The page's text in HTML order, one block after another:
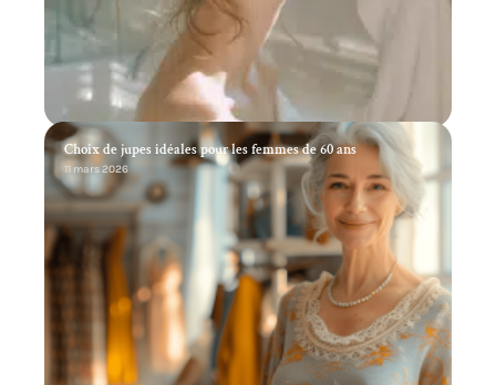
Choix de jupes idéales pour les femmes de 60 ans
11 mars 2026